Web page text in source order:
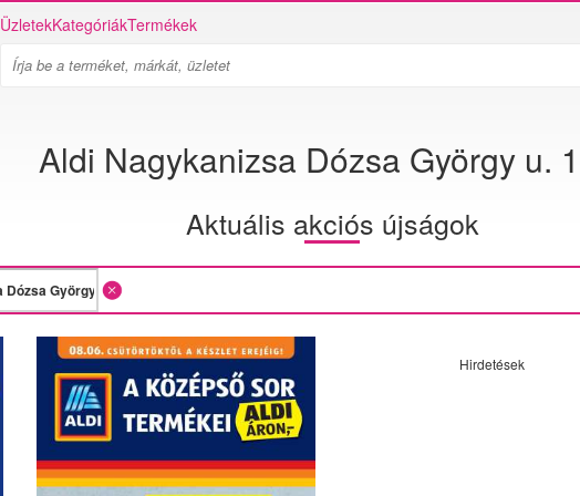
ÜzletekKategóriákTermékek
Aldi Nagykanizsa Dózsa György u.
Aktuális akciós újságok
Hirdetések